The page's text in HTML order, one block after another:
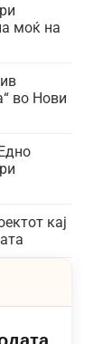
моќ на
во Нови
кај